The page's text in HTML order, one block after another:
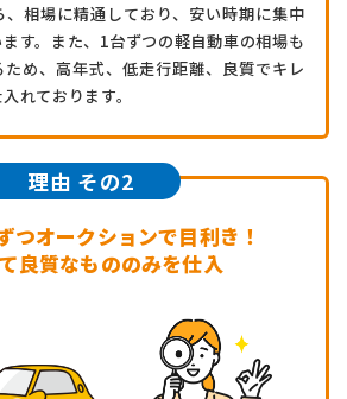
相場に精通しており、安い時期に集中
す。また、1台ずつの軽自動車の相場も
め、高年式、低走行距離、良質でキレ
れております。
理由 その2
つオークションで目利き！
良質なもののみを仕入